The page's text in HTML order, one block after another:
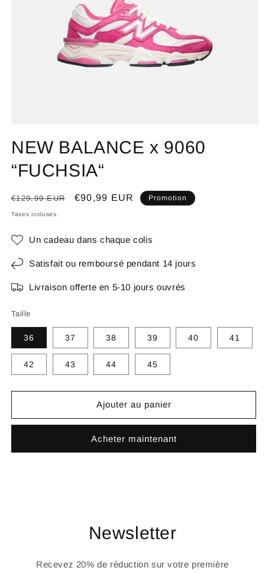
NEW BALANCE x 9060
“FUCHSIA“
Prix
habituel
€129,99 EUR
Prix
€90,99 EUR Promotion
Taxes incluses.
Un cadeau dans chaque colis
Satisfait ou remboursé pendant 14 jours
Livraison offerte en 5-10 jours ouvrés
Taille
36 37 38 39 40 41
42 43 44 45
Ajouter au panier
Acheter maintenant
Newsletter
Recevez 20% de réduction sur votre première